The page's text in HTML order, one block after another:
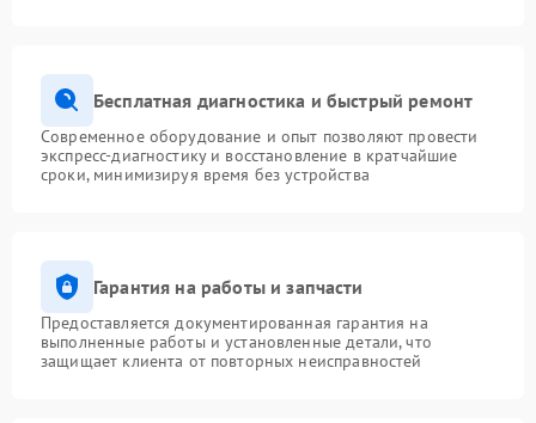
Бесплатная диагностика и быстрый ремонт
Современное оборудование и опыт позволяют провести
экспресс-диагностику и восстановление в кратчайшие
сроки, минимизируя время без устройства
Гарантия на работы и запчасти
Предоставляется документированная гарантия на
выполненные работы и установленные детали, что
защищает клиента от повторных неисправностей